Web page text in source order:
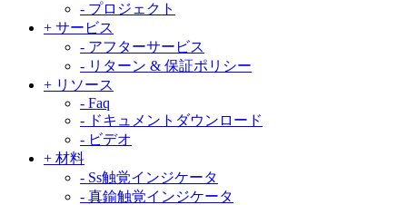
- プロジェクト
+ サービス
- アフターサービス
- リターン & 保証ポリシー
+ リソース
- Faq
- ドキュメントダウンロード
- ビデオ
+ 材料
- Ss触覚インジケータ
- 真鍮触覚インジケータ